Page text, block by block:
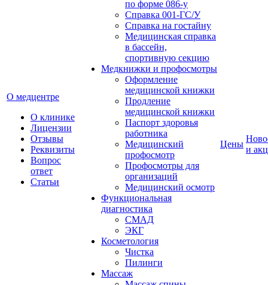
О медцентре
О клинике
Лицензии
Отзывы
Реквизиты
Вопрос
ответ
Статьи
по форме 086-у
Справка 001-ГС/У
Справка на гостайну
Медицинская справка
в бассейн,
спортивную секцию
Медкнижки и профосмотры
Оформление
медицинской книжки
Продление
медицинской книжки
Паспорт здоровья
работника
Медицинский
профосмотр
Профосмотры для
организаций
Медицинский осмотр
Функциональная
диагностика
СМАД
ЭКГ
Косметология
Чистка
Пилинги
Массаж
Цены
и